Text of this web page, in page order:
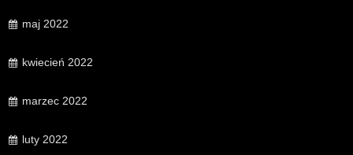
maj 2022
kwiecień 2022
marzec 2022
luty 2022